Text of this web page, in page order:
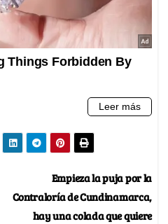
Empieza la puja por la
Contraloría de Cundinamarca,
hay una colada que quiere